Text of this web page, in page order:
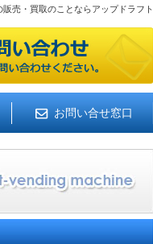
売・買取のことならアップドラフト
お問い合せ窓口